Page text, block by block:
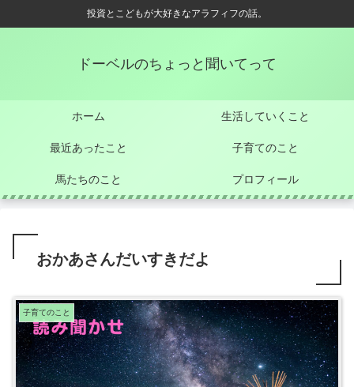
投資とこどもが大好きなアラフィフの話。
ドーベルのちょっと聞いてって
ホーム 生活していくこと
最近あったこと 子育てのこと
馬たちのこと プロフィール
おかあさんだいすきだよ
子育てのこと